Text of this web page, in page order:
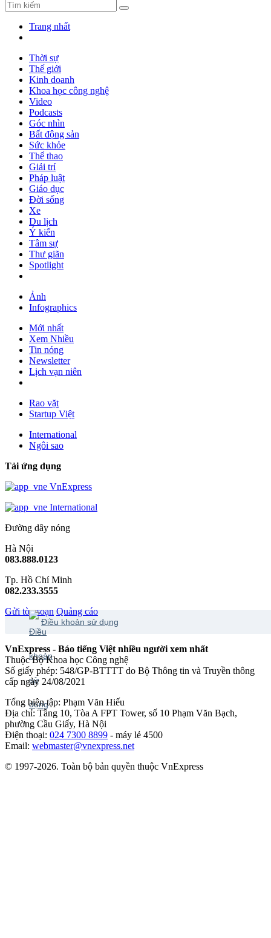
Trang nhất
Thời sự
Thế giới
Kinh doanh
Khoa học công nghệ
Video
Podcasts
Góc nhìn
Bất động sản
Sức khỏe
Thể thao
Giải trí
Pháp luật
Giáo dục
Đời sống
Xe
Du lịch
Ý kiến
Tâm sự
Thư giãn
Spotlight
Ảnh
Infographics
Mới nhất
Xem Nhiều
Tin nóng
Newsletter
Lịch vạn niên
Rao vặt
Startup Việt
International
Ngôi sao
Tải ứng dụng
VnExpress
International
Đường dây nóng
Hà Nội
083.888.0123
Tp. Hồ Chí Minh
082.233.3555
Gửi tòa soạn Quảng cáo
Điều khoản sử dụng
VnExpress - Báo tiếng Việt nhiều người xem nhất
Thuộc Bộ Khoa học Công nghệ
Số giấy phép: 548/GP-BTTTT do Bộ Thông tin và Truyền thông
cấp ngày 24/08/2021
Tổng biên tập: Phạm Văn Hiếu
Địa chỉ: Tầng 10, Tòa A FPT Tower, số 10 Phạm Văn Bạch,
phường Cầu Giấy, Hà Nội
Điện thoại: 024 7300 8899 - máy lẻ 4500
Email: webmaster@vnexpress.net
© 1997-2026. Toàn bộ bản quyền thuộc VnExpress